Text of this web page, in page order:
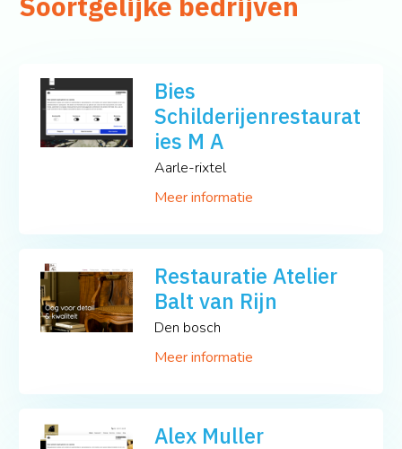
Bies
Schilderijenrestaurat
ies M A
Aarle-rixtel
Meer informatie
Restauratie Atelier
Balt van Rijn
Den bosch
Meer informatie
Alex Muller